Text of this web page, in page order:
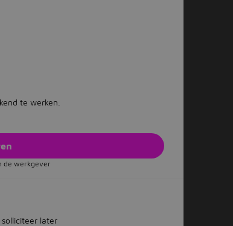
te werken.
de werkgever
solliciteer later